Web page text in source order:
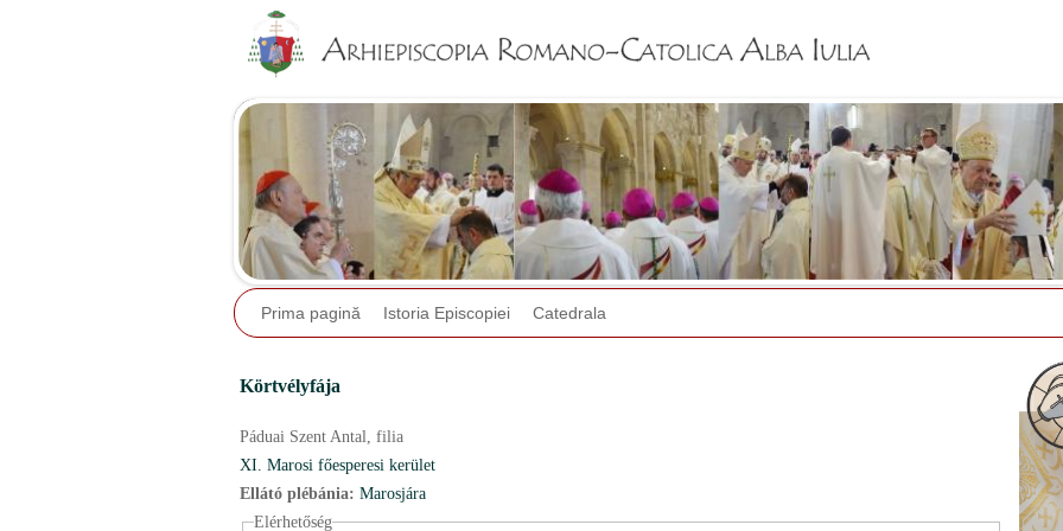
Prima pagină Istoria Episcopiei Catedrala
Körtvélyfája
Páduai Szent Antal, filia
XI. Marosi főesperesi kerület
Ellátó plébánia: Marosjára
Elérhetőség